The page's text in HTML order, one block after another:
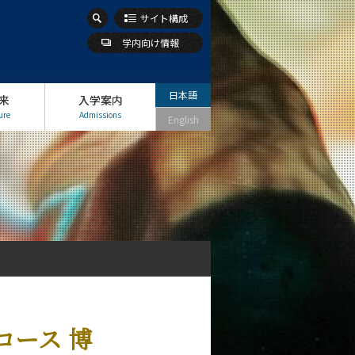
サイト構成
学内向け情報
入学案内
Admissions
日本語
English
ース 博